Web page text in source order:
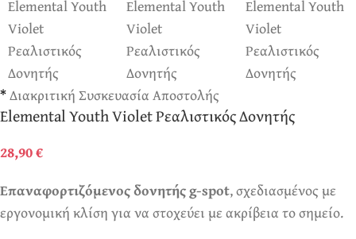
*Διακριτική Συσκευασία Αποστολής
Elemental Youth Violet Ρεαλιστικός Δονητής
28,90€
Επαναφορτιζόμενος δονητής g-spot, σχεδιασμένος με
εργονομική κλίση για να στοχεύει με ακρίβεια το σημείο.